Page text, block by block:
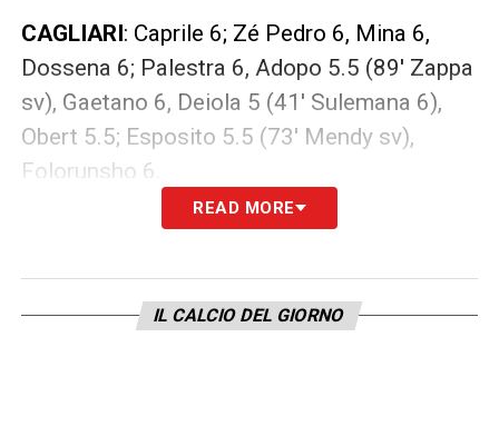
CAGLIARI: Caprile 6; Zé Pedro 6, Mina 6,
Dossena 6; Palestra 6, Adopo 5.5 (89′ Zappa
sv), Gaetano 6, Deiola 5 (41′ Sulemana 6),
Obert 5.5; Esposito 5.5 (73′ Mendy sv),
Folorunsho 6.
READ MORE
IL CALCIO DEL GIORNO